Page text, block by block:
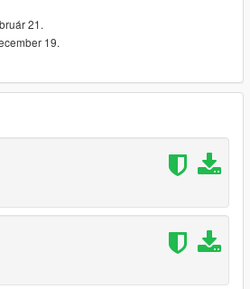
your Addon Peds DLC using OpenIV
addonpeds/dlc/peds.rpf)
as a Administrator
Add Ped, Press on Rebuild
Joji Folder & Replace With New
Of My Add-On Ped's As A
All Are Rigged For So Just Will
The Files For The Protagonist
21.
19.